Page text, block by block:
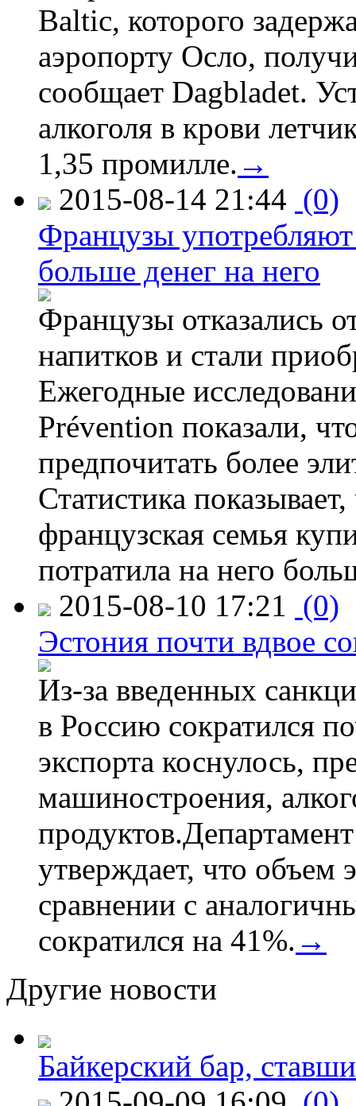
Baltic, которого
аэропорту Осло,
сообщает Dagbladet.
алкоголя в крови
1,35 промилле. →
2015-08-14 21:44 (0)
Французы
больше денег на него
Французы отказались
напитков и стали
Ежегодные
Prévention показали,
предпочитать более
Статистика
французская семья
потратила на него
2015-08-10 17:21 (0)
Эстония почти вдвое
Из-за введенных
в Россию сократился
экспорта коснулось,
машиностроения,
утверждает, что объем
сравнении с
сократился на 41%. →
Другие новости
Байкерский бар,